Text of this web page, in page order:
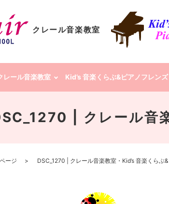
クレール音楽教室
レール音楽教室 Kid’s 音楽くらぶ&ピアノフレンズ
| クレール音
ージ DSC_1270 | クレール音楽教室・Kid’s 音楽くらぶ